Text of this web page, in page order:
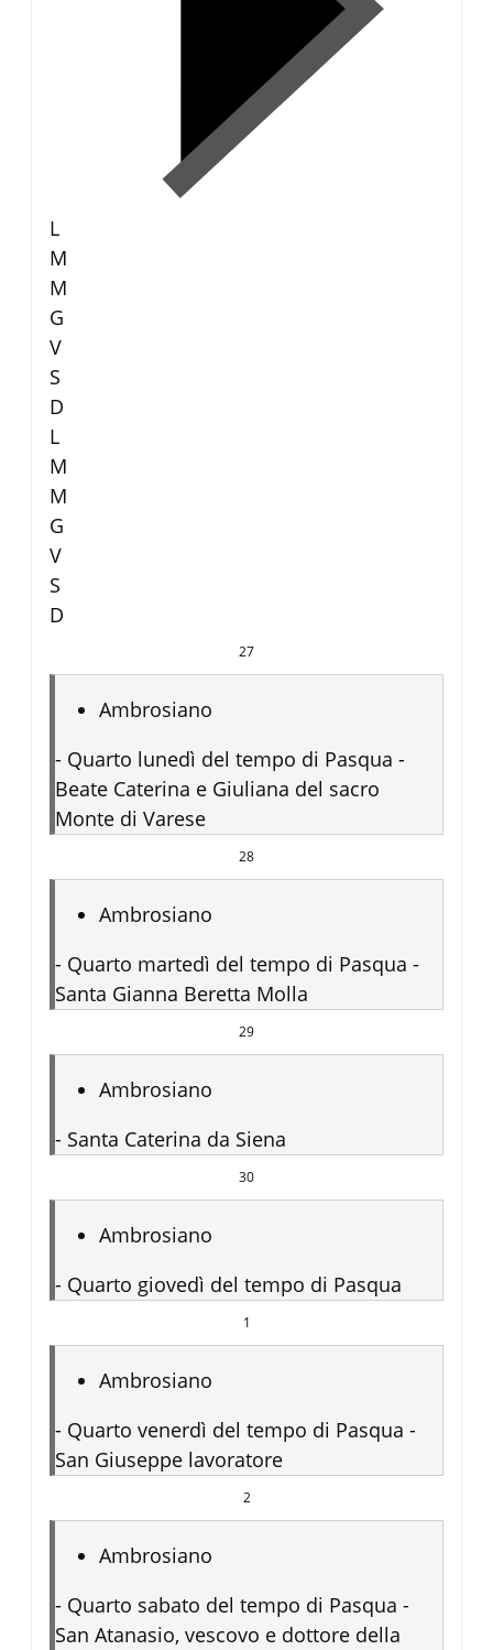
L
M
M
G
V
S
D
L
M
M
G
V
S
D
27
Ambrosiano
- Quarto lunedì del tempo di Pasqua -
Beate Caterina e Giuliana del sacro
Monte di Varese
28
Ambrosiano
- Quarto martedì del tempo di Pasqua -
Santa Gianna Beretta Molla
29
Ambrosiano
- Santa Caterina da Siena
30
Ambrosiano
- Quarto giovedì del tempo di Pasqua
1
Ambrosiano
- Quarto venerdì del tempo di Pasqua -
San Giuseppe lavoratore
2
Ambrosiano
- Quarto sabato del tempo di Pasqua -
San Atanasio, vescovo e dottore della